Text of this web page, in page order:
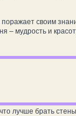
своим
– мудрость и
лучше брать